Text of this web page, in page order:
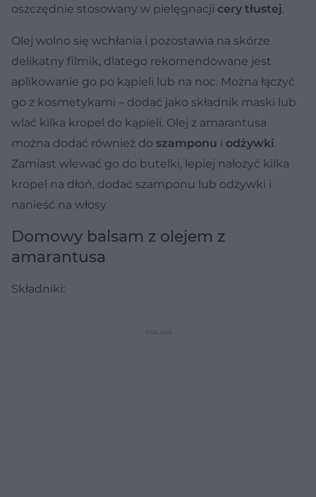
oszczędnie stosowany w pielęgnacji cery tłustej.
Olej wolno się wchłania i pozostawia na skórze
delikatny filmik, dlatego rekomendowane jest
aplikowanie go po kąpieli lub na noc. Można łączyć
go z kosmetykami – dodać jako składnik maski lub
wlać kilka kropel do kąpieli. Olej z amarantusa
można dodać również do szamponu i odżywki.
Zamiast wlewać go do butelki, lepiej nałożyć kilka
kropel na dłoń, dodać szamponu lub odżywki i
nanieść na włosy.
Domowy balsam z olejem z
amarantusa
Składniki: